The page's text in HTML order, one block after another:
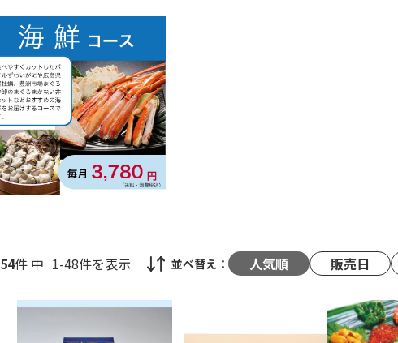
54件 中 1-48件を表示 並べ替え： 人気順 販売日